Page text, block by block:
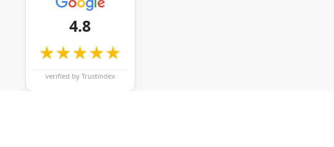
4.8
★★★★★
verified by Trustindex